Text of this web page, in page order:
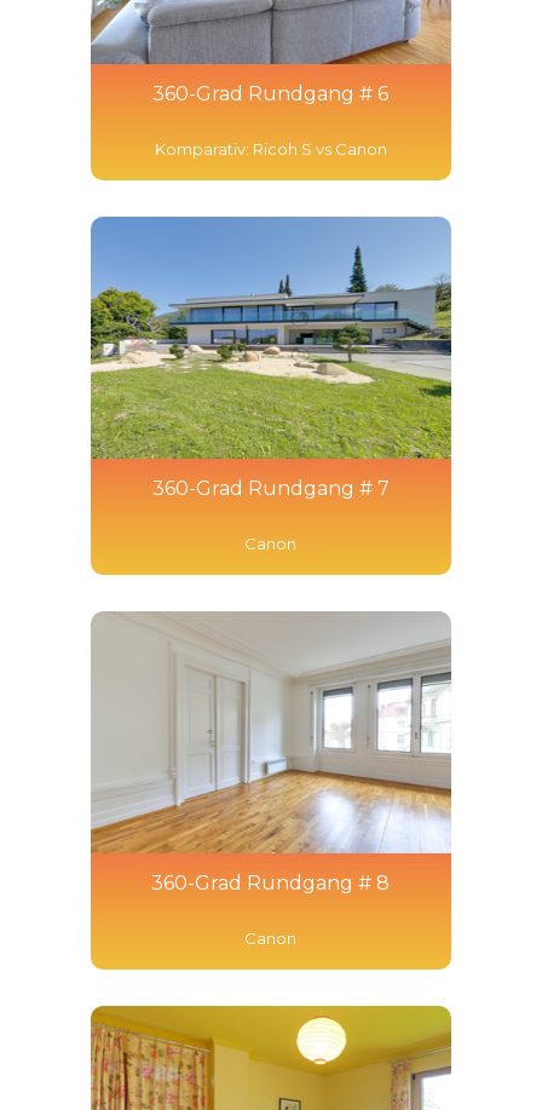
360-Grad Rundgang # 6
Komparativ: Ricoh S vs Canon
360-Grad Rundgang # 7
Canon
360-Grad Rundgang # 8
Canon